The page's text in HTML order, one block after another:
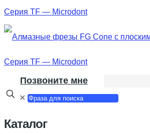
Позвоните мне
✕
Каталог